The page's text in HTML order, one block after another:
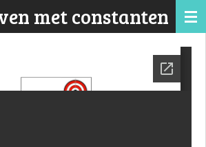
met constanten